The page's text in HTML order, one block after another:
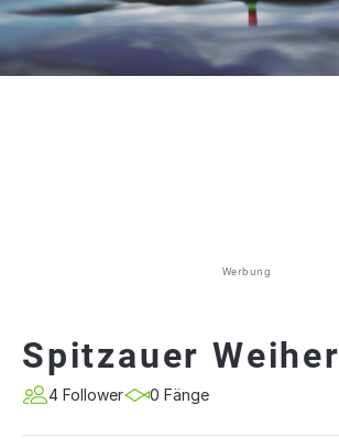
Werbung
Spitzauer Weiher
4 Follower 0 Fänge